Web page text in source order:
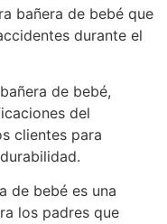
bañera de bebé que
durante el
de bebé,
del
clientes para
de bebé es una
los padres que